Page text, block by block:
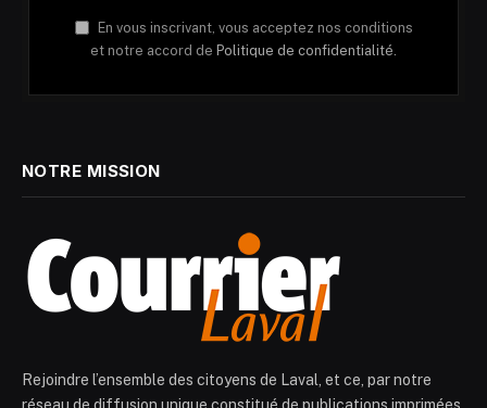
En vous inscrivant, vous acceptez nos conditions
et notre accord de Politique de confidentialité.
NOTRE MISSION
Rejoindre l’ensemble des citoyens de Laval, et ce, par notre
réseau de diffusion unique constitué de publications imprimées,